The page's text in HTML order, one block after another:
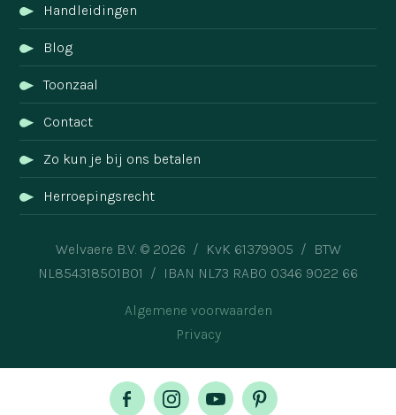
Handleidingen
Blog
Toonzaal
Contact
Zo kun je bij ons betalen
Herroepingsrecht
Welvaere B.V. © 2026 / KvK 61379905 / BTW
NL854318501B01 / IBAN NL73 RABO 0346 9022 66
Algemene voorwaarden
Privacy